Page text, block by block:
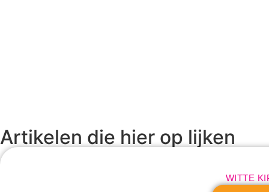
Artikelen die hier op lijken
WITTE